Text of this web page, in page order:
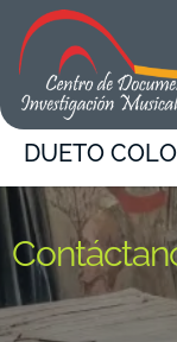
contenido
DUETO